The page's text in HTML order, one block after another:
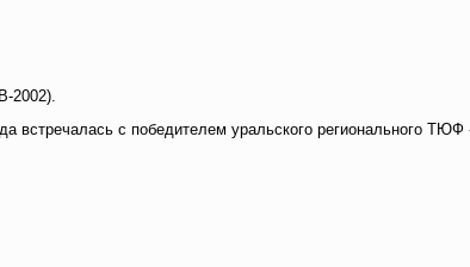
2002).
встречалась с победителем уральского регионального